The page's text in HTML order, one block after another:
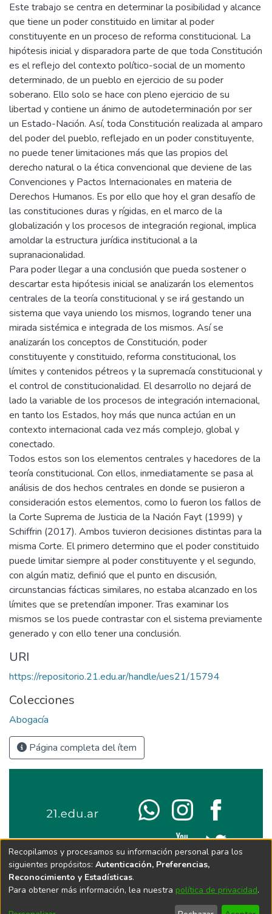
Este trabajo se centra en determinar la posibilidad y alcance
que tiene un poder constituido en limitar al poder
constituyente en un proceso de reforma constitucional. La
hipótesis inicial y disparadora parte de que toda Constitución
es el reflejo del contexto político-social de un momento
determinado, de un pueblo en ejercicio de su poder
soberano. Ello solo se hace con pleno ejercicio de su
libertad y contiene un ánimo de autodeterminación por ser
un Estado-Nación. Así, toda Constitución realizada al amparo
del poder del pueblo, reflejado en un poder constituyente,
no puede tener limitaciones más que las propios del
derecho natural o la ética convencional que deviene de las
Convenciones y Pactos Internacionales en materia de
Derechos Humanos. Es por ello que hoy el gran desafío de
las constituciones duras y rígidas, en el marco de la
globalización y los procesos de integración regional, implica
amoldar la estructura jurídica institucional a la
supranacionalidad.
Para poder llegar a una conclusión que pueda sostener o
descartar esta hipótesis inicial se analizarán los elementos
centrales de la teoría constitucional y se irá gestando un
sistema que vaya uniendo los mismos, logrando tener una
mirada sistémica e integrada de los mismos. Así se
analizarán los conceptos de Constitución, poder
constituyente y constituido, reforma constitucional, los
límites y contenidos pétreos y la supremacía constitucional y
el control de constitucionalidad. El desarrollo no dejará de
lado la variable de los procesos de integración internacional,
en tanto los Estados, hoy más que nunca actúan en un
contexto internacional cada vez más complejo, global y
conectado.
Todos estos son los elementos centrales y hacedores de la
teoría constitucional. Con ellos, inmediatamente se pasa al
análisis de dos hechos centrales en donde se pusieron a
consideración estos elementos, como lo fueron los fallos de
la Corte Suprema de Justicia de la Nación Fayt (1999) y
Schiffrin (2017). Ambos tuvieron decisiones distintas para la
misma Corte. El primero determino que el poder constituido
puede limitar siempre al poder constituyente y el segundo,
con algún matiz, definió que el punto en discusión,
circunstancias fácticas similares, no estaba alcanzado en los
límites que se pretendían imponer. Tras examinar los
mismos se los puede contrastar con el sistema previamente
generado y con ello tener una conclusión.
URI
https://repositorio.21.edu.ar/handle/ues21/15794
Colecciones
Abogacía
Página completa del ítem
Recopilamos y procesamos su información personal para los
siguientes propósitos: Autenticación, Preferencias,
Reconocimiento y Estadísticas.
Para obtener más información, lea nuestra política de privacidad.